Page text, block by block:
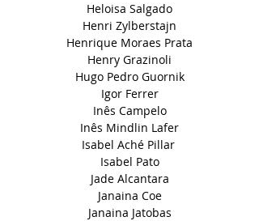
Heloisa Salgado
Henri Zylberstajn
Henrique Moraes Prata
Henry Grazinoli
Hugo Pedro Guornik
Igor Ferrer
Inês Campelo
Inês Mindlin Lafer
Isabel Aché Pillar
Isabel Pato
Jade Alcantara
Janaina Coe
Janaina Jatobas